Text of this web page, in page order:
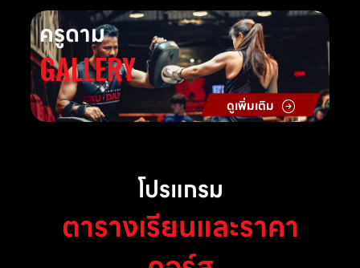
ครูดาม
GALLERY
ดูเพิ่มเติม
โปรแกรม
ตารางเรียนและราคา